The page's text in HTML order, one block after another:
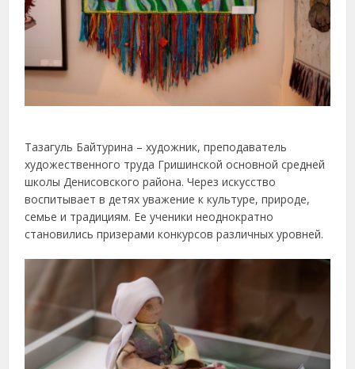
Тазагуль Байтурина – художник, преподаватель
художественного труда Гришинской основной средней
школы Денисовского района. Через искусство
воспитывает в детях уважение к культуре, природе,
семье и традициям. Ее ученики неоднократно
становились призерами конкурсов различных уровней.